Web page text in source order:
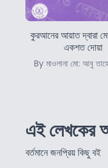
কুরআনের আয়াত দ্বারা
একশত দোয়া
By মাওলানা মো: আবু
এই লেখকের
বর্তমানে জনপ্রিয় কিছু বই